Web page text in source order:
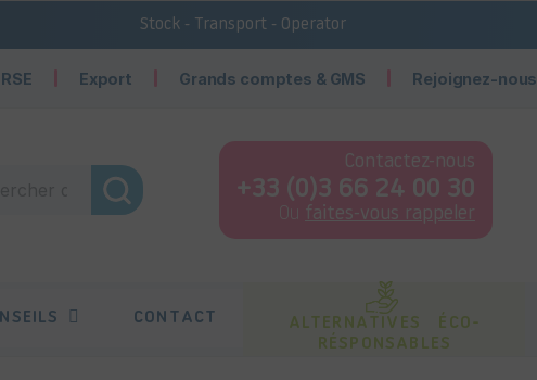
Stock - Transport - Operator
Export Grands comptes & GMS Rejoignez-nous
Contactez-nous
+33 (0)3 66 24 00 30
Ou faites-vous rappeler
CONTACT
ALTERNATIVES ÉCO-
RÉSPONSABLES